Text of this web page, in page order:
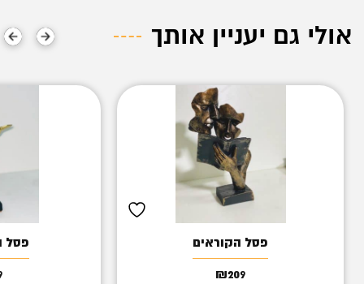
אולי גם יעניין אותך
פסל הקוראים
₪209
פסל